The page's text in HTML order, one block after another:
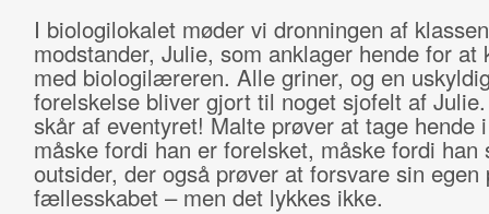
I biologilokalet møder vi dronningen af
modstander, Julie, som anklager hende for at
med biologilæreren. Alle griner, og en
forelskelse bliver gjort til noget sjofelt af
skår af eventyret! Malte prøver at tage hende
måske fordi han er forelsket, måske fordi han
outsider, der også prøver at forsvare sin egen
fællesskabet – men det lykkes ikke.